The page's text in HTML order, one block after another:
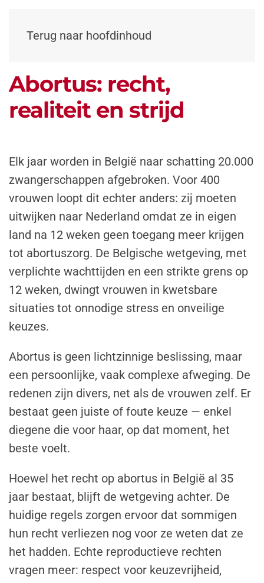
Terug naar hoofdinhoud
Abortus: recht,
realiteit en strijd
Elk jaar worden in België naar schatting 20.000
zwangerschappen afgebroken. Voor 400
vrouwen loopt dit echter anders: zij moeten
uitwijken naar Nederland omdat ze in eigen
land na 12 weken geen toegang meer krijgen
tot abortuszorg. De Belgische wetgeving, met
verplichte wachttijden en een strikte grens op
12 weken, dwingt vrouwen in kwetsbare
situaties tot onnodige stress en onveilige
keuzes.
Abortus is geen lichtzinnige beslissing, maar
een persoonlijke, vaak complexe afweging. De
redenen zijn divers, net als de vrouwen zelf. Er
bestaat geen juiste of foute keuze — enkel
diegene die voor haar, op dat moment, het
beste voelt.
Hoewel het recht op abortus in België al 35
jaar bestaat, blijft de wetgeving achter. De
huidige regels zorgen ervoor dat sommigen
hun recht verliezen nog voor ze weten dat ze
het hadden. Echte reproductieve rechten
vragen meer: respect voor keuzevrijheid,